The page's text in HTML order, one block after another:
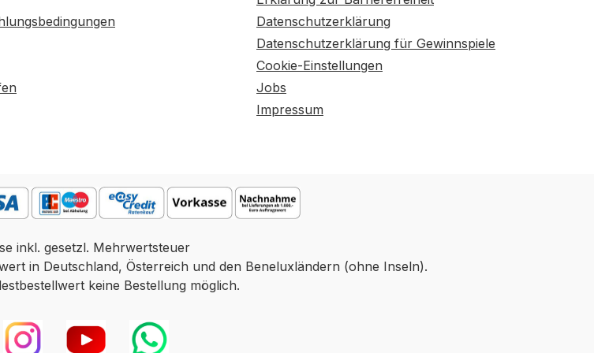
TV Apple TV Details
Technik erfahren Sie
in Groß-
abweichen.
oder andere
Abbildung
abweichen. Bitte
Der Artikel ist
aufgebaut.
fragen Sie
Datenschutzerklärung
Datenschutzerklärung für Gewinnspiele
Cookie-Einstellungen
Jobs
Impressum
inkl. gesetzl. Mehrwertsteuer
in Deutschland, Österreich und den Beneluxländern (ohne Inseln).
keine Bestellung möglich.